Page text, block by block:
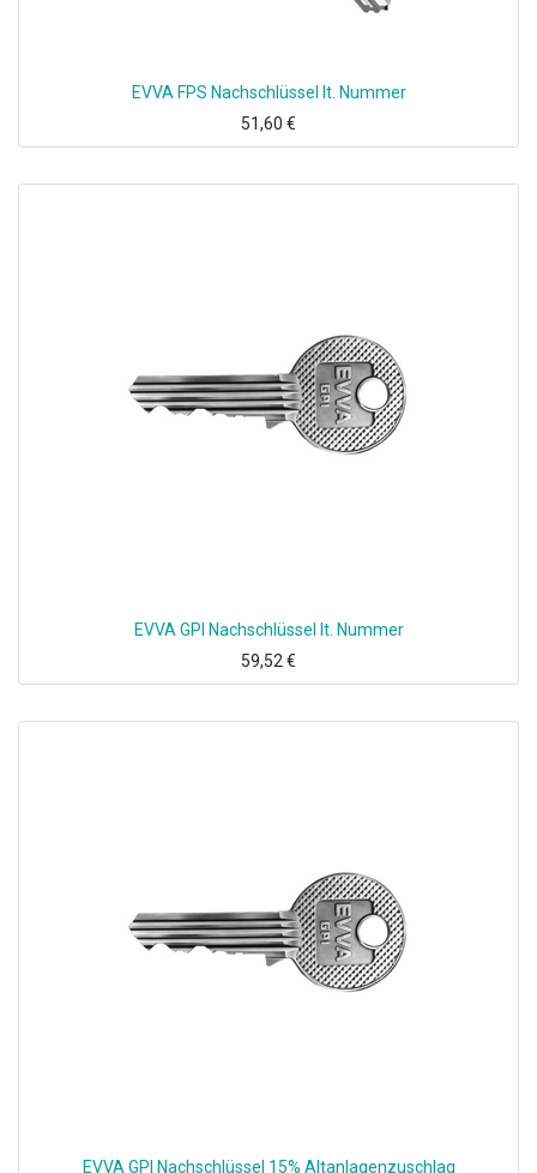
EVVA FPS Nachschlüssel lt. Nummer
51,60 €
EVVA GPI Nachschlüssel lt. Nummer
59,52 €
EVVA GPI Nachschlüssel 15% Altanlagenzuschlag